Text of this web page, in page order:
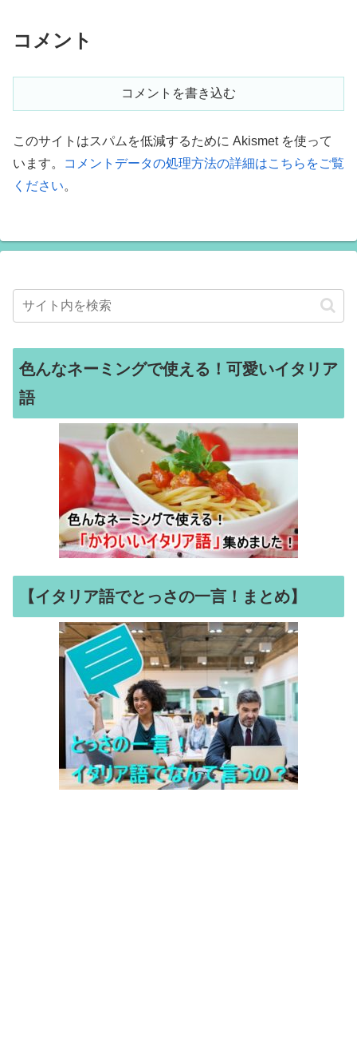
コメント
コメントを書き込む
このサイトはスパムを低減するために Akismet を使って
います。
コメントデータの処理方法の詳細はこちらをご覧
ください。
色んなネーミングで使える！可愛いイタリア
語
【イタリア語でとっさの一言！まとめ】